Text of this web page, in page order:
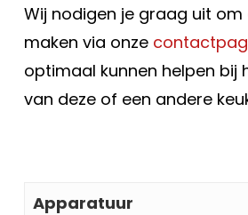
Wij nodigen je graag uit
maken via onze
optimaal kunnen helpen bij
van deze of een andere
Apparatuur